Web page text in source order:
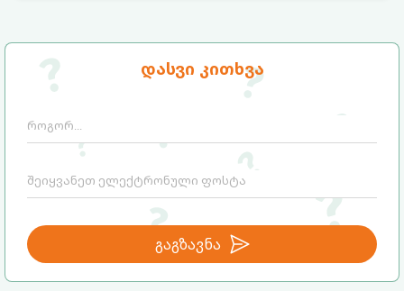
დასვი კითხვა
გაგზავნა
ულუფა: 8 პორცია